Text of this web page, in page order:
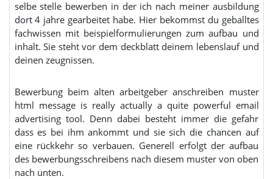
selbe stelle bewerben in der ich nach meiner ausbildung
dort 4 jahre gearbeitet habe. Hier bekommst du geballtes
fachwissen mit beispielformulierungen zum aufbau und
inhalt. Sie steht vor dem deckblatt deinem lebenslauf und
deinen zeugnissen.
Bewerbung beim alten arbeitgeber anschreiben muster
html message is really actually a quite powerful email
advertising tool. Denn dabei besteht immer die gefahr
dass es bei ihm ankommt und sie sich die chancen auf
eine rückkehr so verbauen. Generell erfolgt der aufbau
des bewerbungsschreibens nach diesem muster von oben
nach unten.